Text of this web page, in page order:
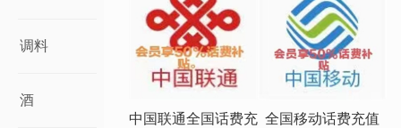
中国联通全国话费充 全国移动话费充值
调料
酒